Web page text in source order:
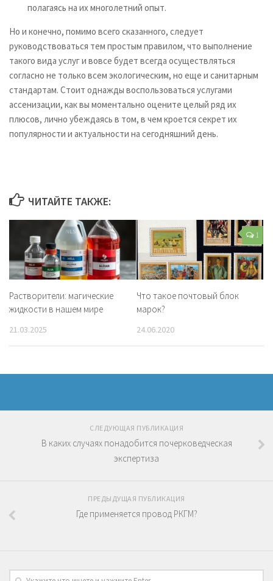
полагаясь на их многолетний опыт.
Но и конечно, помимо всего сказанного, следует
руководствоваться тем простым правилом, что выполнение
такого вида услуг и вовсе будет всегда осуществляться
согласно не только всем экологическим, но еще и санитарным
стандартам. Стоит однажды воспользоваться услугами
ассенизации, как вы моментально оцените целый ряд их
плюсов, лично убеждаясь в том, в чем кроется секрет их
популярности и актуальности на сегодняшний день.
ЧИТАЙТЕ ТАКЖЕ:
Растворители: магические
жидкости в нашем мире
21.03.2025
1
Что такое почтовый блок
марок?
24.06.2020
СЛЕДУЮЩАЯ ПУБЛИКАЦИЯ
В каких случаях понадобится почерковедческая
экспертиза
ПРЕДЫДУЩАЯ ПУБЛИКАЦИЯ
Где применяется провод РКГМ?